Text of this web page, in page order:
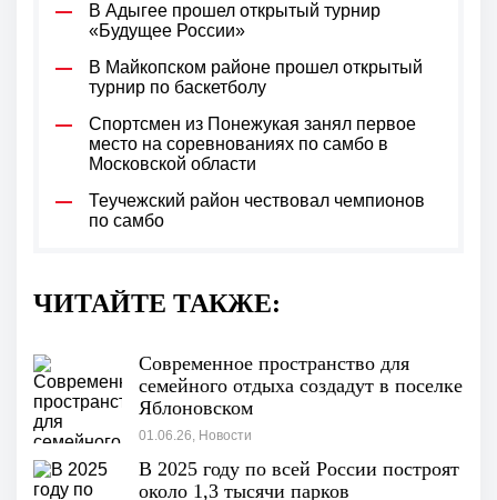
В Адыгее прошел открытый турнир
«Будущее России»
В Майкопском районе прошел открытый
турнир по баскетболу
Спортсмен из Понежукая занял первое
место на соревнованиях по самбо в
Московской области
Теучежский район чествовал чемпионов
по самбо
ЧИТАЙТЕ ТАКЖЕ:
Современное пространство для
семейного отдыха создадут в поселке
Яблоновском
01.06.26, Новости
В 2025 году по всей России построят
около 1,3 тысячи парков